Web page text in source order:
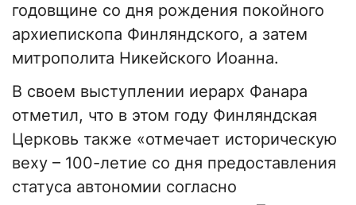
годовщине со дня рождения покойного
архиепископа Финляндского, а затем
митрополита Никейского Иоанна.
В своем выступлении иерарх Фанара
отметил, что в этом году Финляндская
Церковь также «отмечает историческую
веху – 100-летие со дня предоставления
статуса автономии согласно